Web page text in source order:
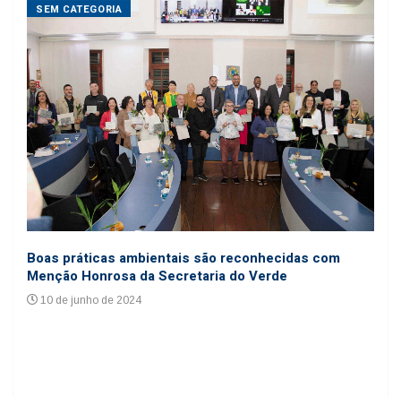
SEM CATEGORIA
Boas práticas ambientais são reconhecidas com
Menção Honrosa da Secretaria do Verde
10 de junho de 2024